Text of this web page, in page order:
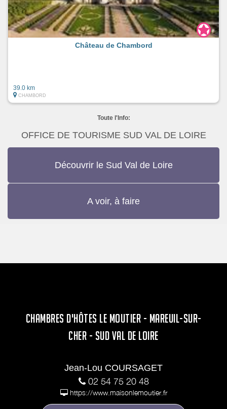
Château de Chambord
39.0 km
CHAMBORD
Toute l'Info:
OFFICE DE TOURISME SUD VAL DE LOIRE
Découvrir le Sud Val de Loire
A voir, à faire
CHAMBRES D'HÔTES LE MOUTIER - MAREUIL-SUR-
CHER - SUD VAL DE LOIRE
Jean-Lou COURSAGET
02 54 75 20 48
https://www.maisonlemoutier.fr